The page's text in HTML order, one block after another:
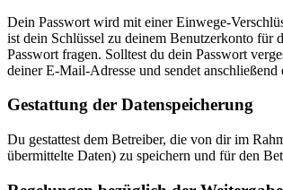
Dein Passwort wird mit einer Einwege-
ist dein Schlüssel zu deinem Benutzerkonto für
Passwort fragen. Solltest du dein Passwort
deiner E-Mail-Adresse und sendet
Gestattung der Datenspeicherung
Du gestattest dem Betreiber, die von dir im
übermittelte Daten) zu speichern und für den